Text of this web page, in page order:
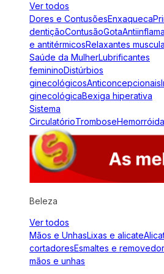
Ver todos
Dores e ContusõesEnxaqueca
dentiçãoContusãoGota
e antitérmicosRelaxantes
Saúde da MulherLubrificantes
femininoDistúrbios
ginecológicosAnticoncepcionais
ginecológicaBexiga hiperativa
Sistema
CirculatórioTrombose
Beleza
Ver todos
Mãos e UnhasLixas e alicate
cortadoresEsmaltes e
mãos e unhas